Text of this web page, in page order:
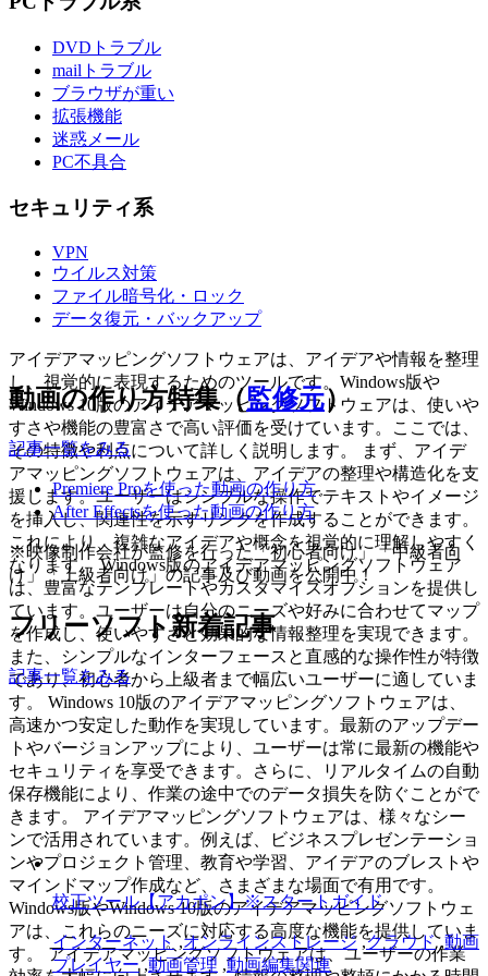
DVDトラブル
mailトラブル
ブラウザが重い
拡張機能
迷惑メール
PC不具合
セキュリティ系
VPN
ウイルス対策
ファイル暗号化・ロック
データ復元・バックアップ
アイデアマッピングソフトウェアは、アイデアや情報を整理
し、視覚的に表現するためのツールです。Windows版や
Windows 10版のアイデアマッピングソフトウェアは、使いや
すさや機能の豊富さで高い評価を受けています。ここでは、
その特徴や利点について詳しく説明します。 まず、アイデ
アマッピングソフトウェアは、アイデアの整理や構造化を支
援します。ユーザーはシンプルな操作でテキストやイメージ
を挿入し、関連性を示すリンクを作成することができます。
これにより、複雑なアイデアや概念を視覚的に理解しやすく
なります。 Windows版のアイデアマッピングソフトウェア
は、豊富なテンプレートやカスタマイズオプションを提供し
ています。ユーザーは自分のニーズや好みに合わせてマップ
を作成し、使いやすさと効果的な情報整理を実現できます。
また、シンプルなインターフェースと直感的な操作性が特徴
であり、初心者から上級者まで幅広いユーザーに適していま
す。 Windows 10版のアイデアマッピングソフトウェアは、
高速かつ安定した動作を実現しています。最新のアップデー
トやバージョンアップにより、ユーザーは常に最新の機能や
セキュリティを享受できます。さらに、リアルタイムの自動
保存機能により、作業の途中でのデータ損失を防ぐことがで
きます。 アイデアマッピングソフトウェアは、様々なシー
ンで活用されています。例えば、ビジネスプレゼンテーショ
ンやプロジェクト管理、教育や学習、アイデアのブレストや
マインドマップ作成など、さまざまな場面で有用です。
Windows版やWindows 10版のアイデアマッピングソフトウェ
アは、これらのニーズに対応する高度な機能を提供していま
す。 アイデアマッピングソフトウェアは、ユーザーの作業
動画の作り方特集（監修元）
記事一覧をみる
Premiere Proを使った動画の作り方
After Effectsを使った動画の作り方
※映像制作会社が監修を行った「初心者向け」「中級者向
け」「上級者向け」の記事及び動画を公開中！
フリーソフト新着記事
記事一覧をみる
校正ツール【アカポン】※スタートガイド
インターネット ,オンラインストレージ ,クラウド,動画
プレイヤー,動画管理 ,動画編集関連